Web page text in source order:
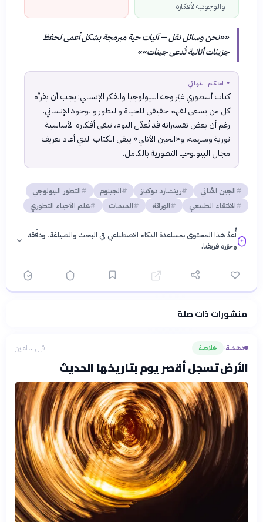
والوجودية لأفكاره
««نحن وسائل نقل — آليات حية مبرمجة بشكل أعمى لحفظ
جزيئات أنانية تُدعى جينات»»
● الحكم النهائي
كتاب أسطوري غيّر وجه البيولوجيا والفكر الإنساني: يجب أن يقرأه
كل من يسعى لفهم حقيقي للحياة والتطور والوجود الإنساني.
رغم أن بعض تفسيراته قد تُعدّل اليوم، تبقى أفكاره الأساسية
ثورية وملهمة، و«الجين الأناني» يبقى الكتاب الذي أعاد تعريف
مجال البيولوجيا التطورية بالكامل.
الجين الأناني ريتشارد دوكينز الجينوم
التطور البيولوجي
الانتقاء الطبيعي
الوراثة الميمات علم الأحياء التطوري
أُعدّ هذا المحتوى بمساعدة الذكاء الاصطناعي في البحث والصياغة، ودقّقه
وحرّره فريقنا.
فلسفتنا المعرفية· سياسة الذكاء الاصطناعيمنشورات ذات صلة
دهشة› خلاصة قبل ساعتين
الأرض تسجل أقصر يوم بتاريخها الحديث